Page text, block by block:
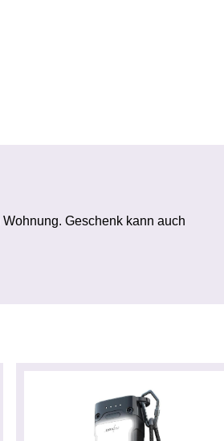
Geschenk kann auch